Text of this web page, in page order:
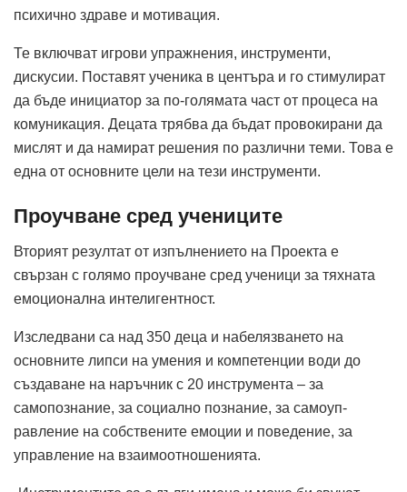
психично здраве и мотивация.
Те включват игрови упражнения, инструменти,
дискусии. Поставят ученика в центъра и го стимулират
да бъде инициатор за по-голямата част от процеса на
комуникация. Децата трябва да бъдат провокирани да
мислят и да намират решения по различни теми. Това е
една от основните цели на тези инструменти.
Проучване сред учениците
Вторият резултат от изпълнението на Проекта е
свързан с голямо проучване сред ученици за тяхната
емоционална интелигентност.
Изследвани са над 350 деца и набелязването на
основните липси на умения и компетенции води до
създаване на наръчник с 20 инструмента – за
самопознание, за социално познание, за самоуп­
равление на собствените емоции и поведение, за
управление на взаимоотношенията.